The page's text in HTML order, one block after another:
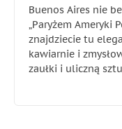
Buenos Aires nie
„Paryżem Ameryki
znajdziecie tu
kawiarnie i
zaułki i uliczną